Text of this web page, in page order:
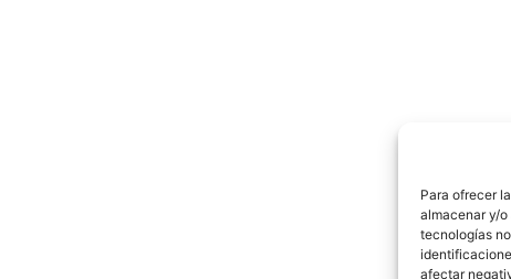
Para ofrecer
almacenar y/
tecnologías
afectar